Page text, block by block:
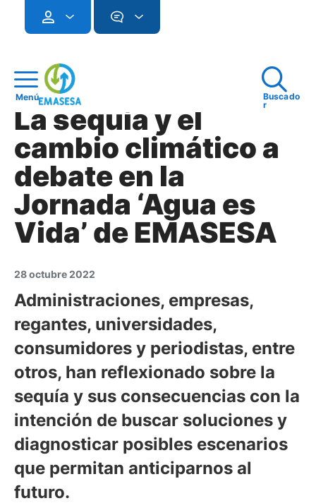
Menú
Buscado
r
La sequía y el
cambio climático a
debate en la
Jornada ‘Agua es
Vida’ de EMASESA
28 octubre 2022
Administraciones, empresas,
regantes, universidades,
consumidores y periodistas, entre
otros, han reflexionado sobre la
sequía y sus consecuencias con la
intención de buscar soluciones y
diagnosticar posibles escenarios
que permitan anticiparnos al
futuro.